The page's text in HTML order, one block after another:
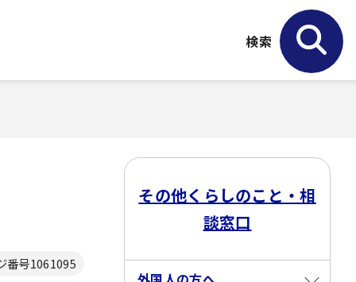
検索
番号1061095
その他くらしのこと・相
談窓口